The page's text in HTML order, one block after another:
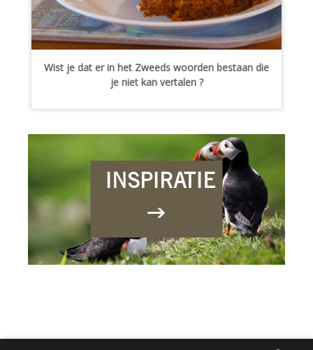
Wist je dat er in het Zweeds woorden bestaan die
je niet kan vertalen ?
INSPIRATIE